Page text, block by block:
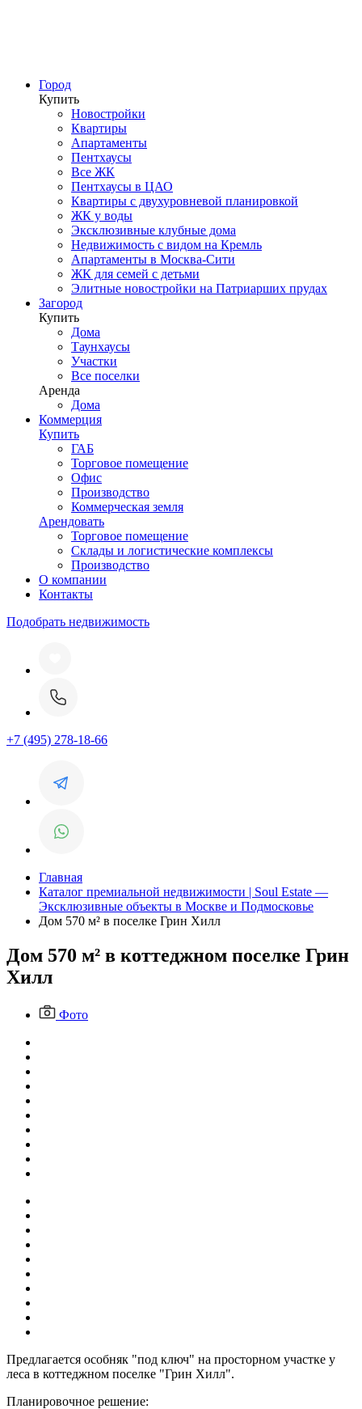
Город
Купить
Новостройки
Квартиры
Апартаменты
Пентхаусы
Все ЖК
Пентхаусы в ЦАО
Квартиры с двухуровневой планировкой
ЖК у воды
Эксклюзивные клубные дома
Недвижимость с видом на Кремль
Апартаменты в Москва-Сити
ЖК для семей с детьми
Элитные новостройки на Патриарших прудах
Загород
Купить
Дома
Таунхаусы
Участки
Все поселки
Аренда
Дома
Коммерция
Купить
ГАБ
Торговое помещение
Офис
Производство
Коммерческая земля
Арендовать
Торговое помещение
Склады и логистические комплексы
Производство
О компании
Контакты
Подобрать недвижимость
+7 (495) 278-18-66
Главная
Каталог премиальной недвижимости | Soul Estate —
Эксклюзивные объекты в Москве и Подмосковье
Дом 570 м² в поселке Грин Хилл
Дом 570 м² в коттеджном поселке Грин
Хилл
Фото
Предлагается особняк "под ключ" на просторном участке у
леса в коттеджном поселке "Грин Хилл".
Планировочное решение: